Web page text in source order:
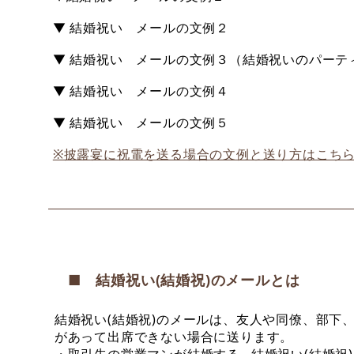
▼ 結婚祝い メールの文例２
▼ 結婚祝い メールの文例３（結婚祝いのパーテ
▼ 結婚祝い メールの文例４
▼ 結婚祝い メールの文例５
※披露宴に祝電を送る場合の文例と送り方はこち
■ 結婚祝い(結婚祝)のメールとは
結婚祝い(結婚祝)のメールは、友人や同僚、部下
があって出席できない場合に送ります。